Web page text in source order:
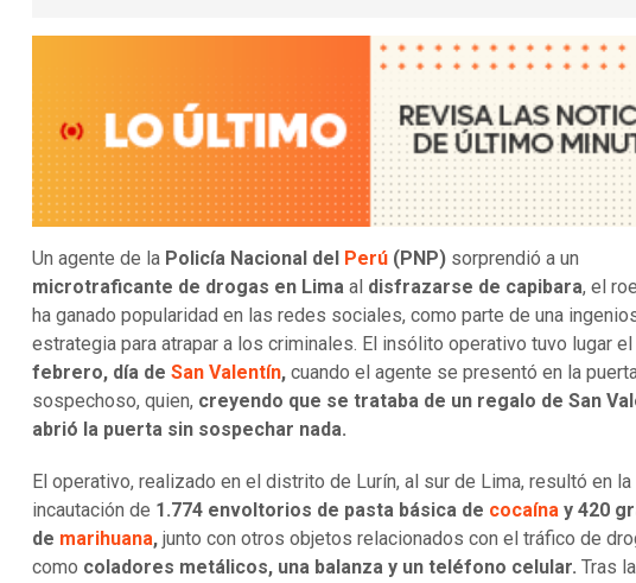
Un agente de la Policía Nacional del Perú (PNP) sorprendió a un
microtraficante de drogas en Lima al disfrazarse de capibara, el
ha ganado popularidad en las redes sociales, como parte de una
estrategia para atrapar a los criminales. El insólito operativo tuvo lugar el
febrero, día de San Valentín, cuando el agente se presentó en la
sospechoso, quien, creyendo que se trataba de un regalo de San
abrió la puerta sin sospechar nada.
El operativo, realizado en el distrito de Lurín, al sur de Lima, resultó en la
incautación de 1.774 envoltorios de pasta básica de cocaína y 420
de marihuana, junto con otros objetos relacionados con el tráfico de
como coladores metálicos, una balanza y un teléfono celular. Tras la